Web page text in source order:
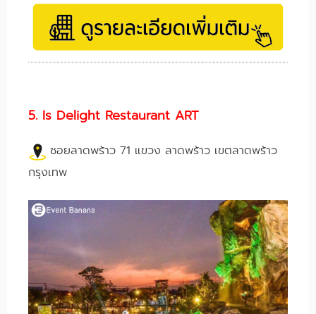
5. Is Delight Restaurant ART
ซอยลาดพร้าว 71 แขวง ลาดพร้าว เขตลาดพร้าว
กรุงเทพ